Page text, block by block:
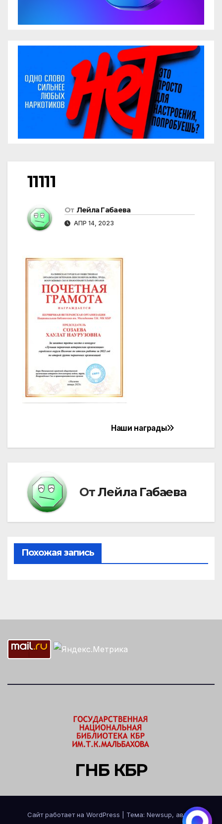
11111
От Лейла Габаева
АПР 14, 2023
по
записям
Наши награды
ОтЛейла Габаева
Похожая запись
ГНБ КБР
Сайт работает на WordPress
Тема: Newsup, автор